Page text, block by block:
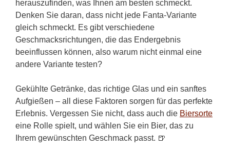
herauszufinden, was Ihnen am besten schmeckt.
Denken Sie daran, dass nicht jede Fanta-Variante
gleich schmeckt. Es gibt verschiedene
Geschmacksrichtungen, die das Endergebnis
beeinflussen können, also warum nicht einmal eine
andere Variante testen?
Gekühlte Getränke, das richtige Glas und ein sanftes
Aufgießen – all diese Faktoren sorgen für das perfekte
Erlebnis. Vergessen Sie nicht, dass auch die Biersorte
eine Rolle spielt, und wählen Sie ein Bier, das zu
Ihrem gewünschten Geschmack passt. 🍺